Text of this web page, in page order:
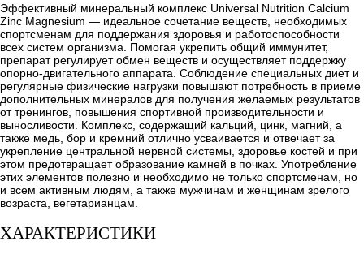
Эффективный минеральный комплекс Universal Nutrition Calcium
Zinc Magnesium — идеальное сочетание веществ, необходимых
спортсменам для поддержания здоровья и работоспособности
всех систем организма. Помогая укрепить общий иммунитет,
препарат регулирует обмен веществ и осуществляет поддержку
опорно-двигательного аппарата. Соблюдение специальных диет и
регулярные физические нагрузки повышают потребность в приеме
дополнительных минералов для получения желаемых результатов
от тренингов, повышения спортивной производительности и
выносливости. Комплекс, содержащий кальций, цинк, магний, а
также медь, бор и кремний отлично усваивается и отвечает за
укрепление центральной нервной системы, здоровье костей и при
этом предотвращает образование камней в почках. Употребление
этих элементов полезно и необходимо не только спортсменам, но
и всем активным людям, а также мужчинам и женщинам зрелого
возраста, вегетарианцам.
ХАРАКТЕРИСТИКИ